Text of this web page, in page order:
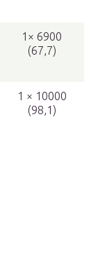
1× 6900
(67,7)
1 × 10000
(98,1)